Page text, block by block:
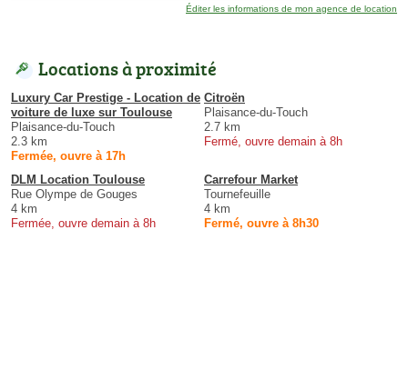
Éditer les informations de mon agence de location
Locations à proximité
Luxury Car Prestige - Location de
voiture de luxe sur Toulouse
Plaisance-du-Touch
2.3 km
Fermée, ouvre à 17h
Citroën
Plaisance-du-Touch
2.7 km
Fermé, ouvre demain à 8h
DLM Location Toulouse
Rue Olympe de Gouges
4 km
Fermée, ouvre demain à 8h
Carrefour Market
Tournefeuille
4 km
Fermé, ouvre à 8h30